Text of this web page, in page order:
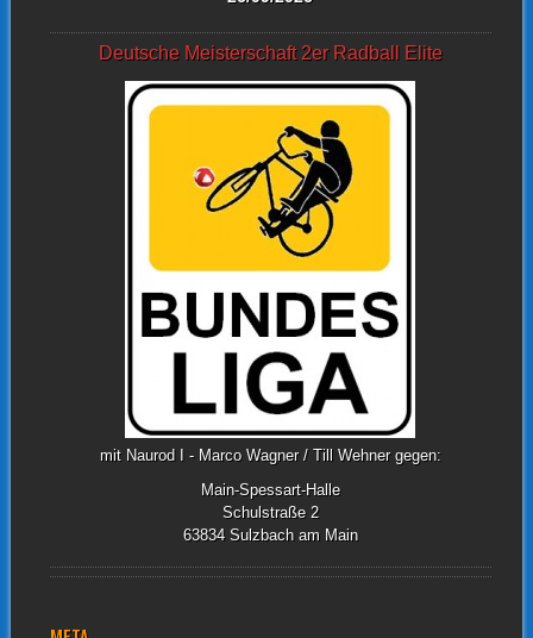
Deutsche Meisterschaft 2er Radball Elite
mit Naurod I - Marco Wagner / Till Wehner gegen:
Main-Spessart-Halle
Schulstraße 2
63834 Sulzbach am Main